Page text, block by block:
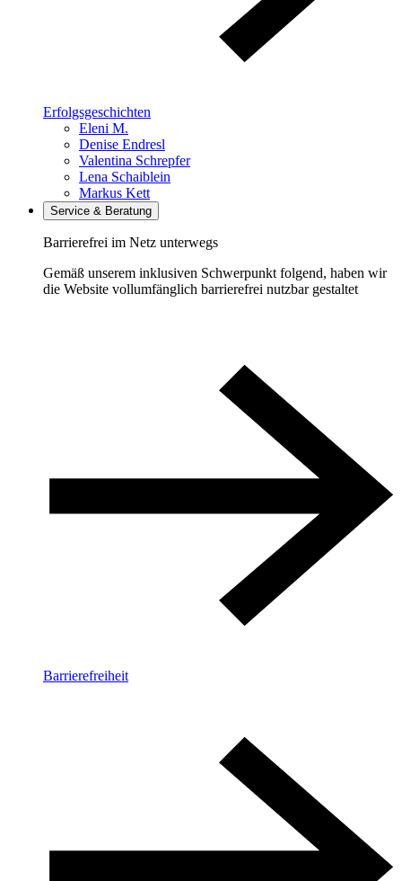
Erfolgsgeschichten
Eleni M.
Denise Endresl
Valentina Schrepfer
Lena Schaiblein
Markus Kett
Service & Beratung
Barrierefrei im Netz unterwegs
Gemäß unserem inklusiven Schwerpunkt folgend, haben wir
die Website vollumfänglich barrierefrei nutzbar gestaltet
Barrierefreiheit